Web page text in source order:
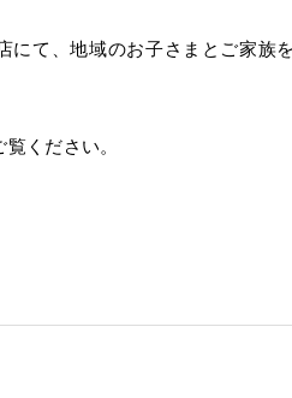
にて、地域のお子さまとご家族
ください。